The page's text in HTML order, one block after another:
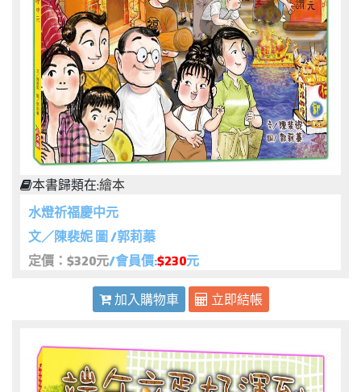
本書歸類在:繪本
水燈祈福慶中元
文／陳裴妮 圖 /郭莉蓁
定價：$320元/會員價:$230元
加入購物車
立即結帳